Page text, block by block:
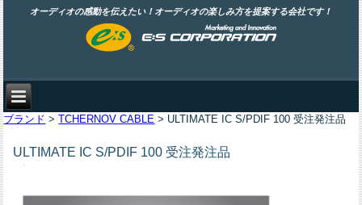
オーディオの感動を伝えたい！オーディオの楽しみ方を提案する会社です！
ブランド >TCHERNOV CABLE > ULTIMATE IC S/PDIF 100 受注発注品
ULTIMATE IC S/PDIF 100 受注発注品